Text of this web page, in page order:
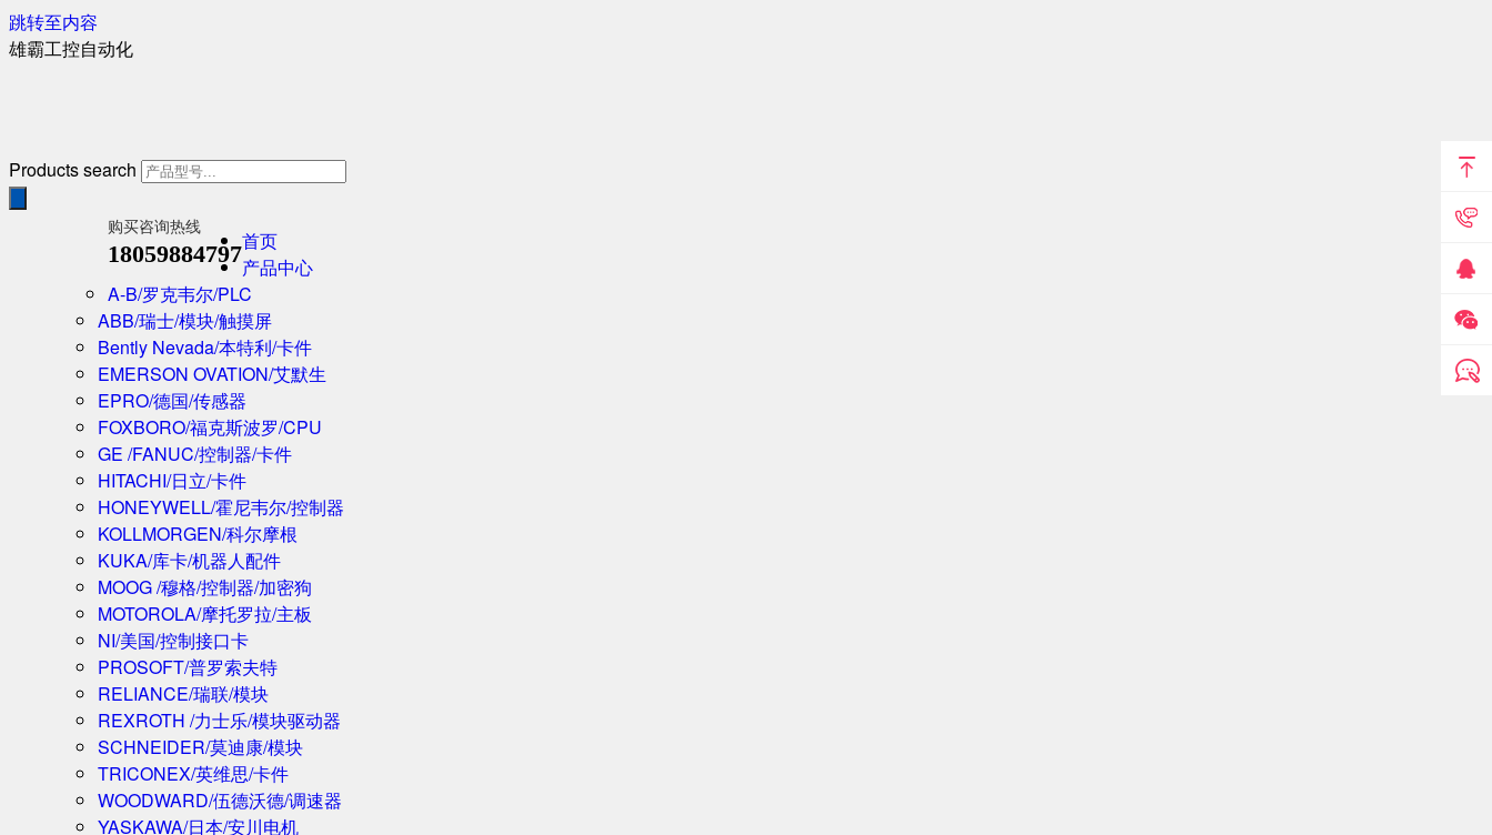
跳转至内容
雄霸工控自动化
Products search
购买咨询热线
18059884797首页
产品中心
A-B/罗克韦尔/PLC
ABB/瑞士/模块/触摸屏
Bently Nevada/本特利/卡件
EMERSON OVATION/艾默生
EPRO/德国/传感器
FOXBORO/福克斯波罗/CPU
GE /FANUC/控制器/卡件
HITACHI/日立/卡件
HONEYWELL/霍尼韦尔/控制器
KOLLMORGEN/科尔摩根
KUKA/库卡/机器人配件
MOOG /穆格/控制器/加密狗
MOTOROLA/摩托罗拉/主板
NI/美国/控制接口卡
PROSOFT/普罗索夫特
RELIANCE/瑞联/模块
REXROTH /力士乐/模块驱动器
SCHNEIDER/莫迪康/模块
TRICONEX/英维思/卡件
WOODWARD/伍德沃德/调速器
YASKAWA/日本/安川电机